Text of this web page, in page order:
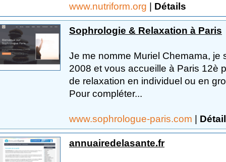
www.nutriform.org | Détails
Sophrologie & Relaxation à Paris
Je me nomme Muriel Chemama,
2008 et vous accueille à Paris 12è
de relaxation en individuel ou en
Pour compléter...
www.sophrologue-paris.com |
annuairedelasante.fr